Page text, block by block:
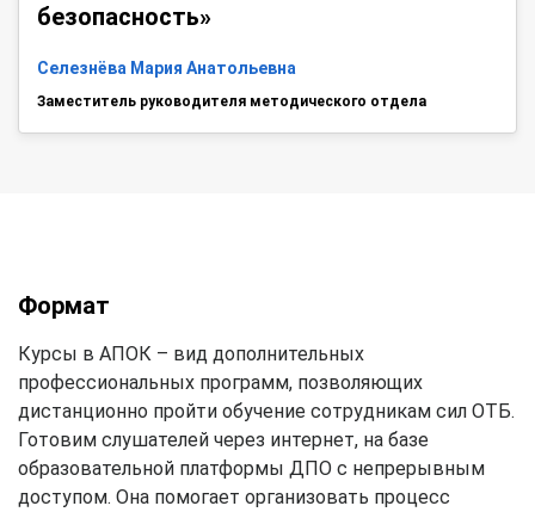
безопасность»
Селезнёва Мария Анатольевна
Заместитель руководителя методического отдела
Формат
Курсы в АПОК – вид дополнительных
профессиональных программ, позволяющих
дистанционно пройти обучение сотрудникам сил ОТБ.
Готовим слушателей через интернет, на базе
образовательной платформы ДПО с непрерывным
доступом. Она помогает организовать процесс